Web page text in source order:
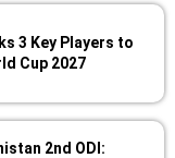
3 Key Players to
Cup 2027
2nd ODI: